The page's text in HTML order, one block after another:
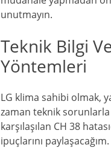
unutmayın.
Teknik Bilgi
Yöntemleri
LG klima sahibi olmak,
zaman teknik
karşılaşılan CH 38
ipuçlarını paylaşacağım.